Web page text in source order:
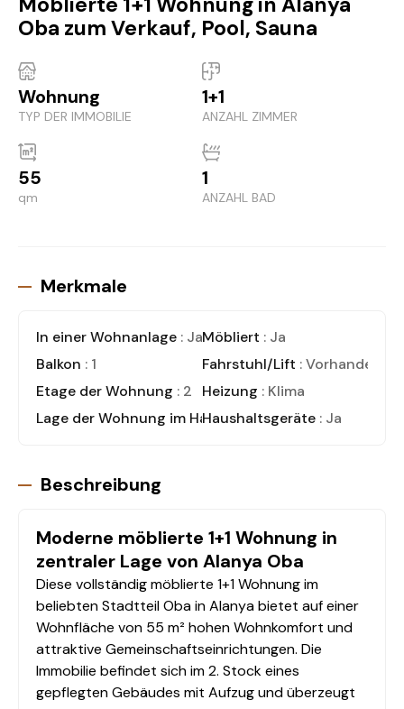
Oba zum Verkauf, Pool, Sauna
Wohnung
TYP DER IMMOBILIE
1+1
ANZAHL ZIMMER
55
qm
1
ANZAHL BAD
Merkmale
In einer Wohnanlage : JaMöbliert : Ja
Balkon : 1 Fahrstuhl/Lift : Vorhanden
Etage der Wohnung : 2 Heizung : Klima
Lage der Wohnung im Haus: Wohnung
Haushaltsgeräte : Ja
Beschreibung
Moderne möblierte 1+1 Wohnung in
zentraler Lage von Alanya Oba
Diese vollständig möblierte 1+1 Wohnung im
beliebten Stadtteil Oba in Alanya bietet auf einer
Wohnfläche von 55 m² hohen Wohnkomfort und
attraktive Gemeinschaftseinrichtungen. Die
Immobilie befindet sich im 2. Stock eines
gepflegten Gebäudes mit Aufzug und überzeugt